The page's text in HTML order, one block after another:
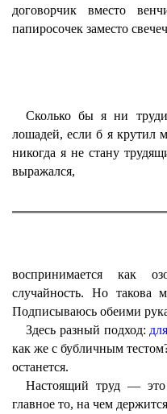
договорчик вместо
папиросочек заместо
Сколько бы я ни
лошадей, если б я крутил
никогда я не стану
выражался,
воспринимается как
случайность. Но такова
Подписываюсь обеими
Здесь разный подход:
как же с бубличным
останется.
Настоящий труд —
главное то, на чем